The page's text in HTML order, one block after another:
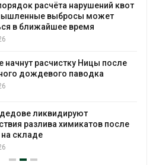
расчёта нарушений квот
выбросы может
в ближайшее время
начнут расчистку Ницы после
дождевого паводка
ликвидируют
разлива химикатов после
складе